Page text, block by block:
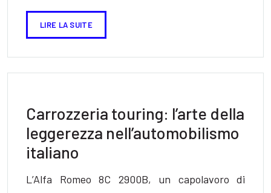
LIRE LA SUITE
Carrozzeria touring: l’arte della
leggerezza nell’automobilismo
italiano
L’Alfa Romeo 8C 2900B, un capolavoro di